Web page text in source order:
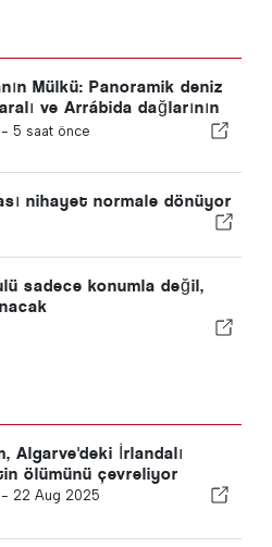
Mülkü: Panoramik deniz
ve Arrábida dağlarının
sahip seçkin sahil
- 5 saat önce
nihayet normale dönüyor
sadece konumla değil,
Algarve'deki İrlandalı
ölümünü çevreliyor
- 22 Aug 2025